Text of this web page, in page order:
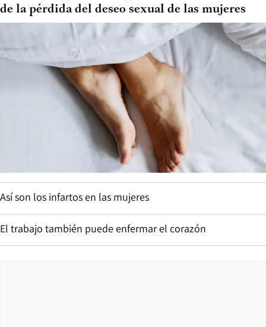
de la pérdida del deseo sexual de las mujeres
Así son los infartos en las mujeres
El trabajo también puede enfermar el corazón